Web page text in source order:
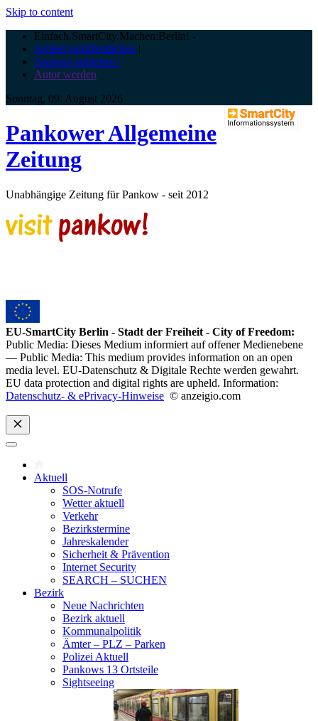
Skip to content
Einfach.SmartCity.Machen:Berlin! -
Artikel veröffentlichen |
Anzeige aufgeben |
Autor werden
Sonntag, 09. August 2026
Pankower Allgemeine
Zeitung
Unabhängige Zeitung für Pankow - seit 2012
EU-SmartCity Berlin - Stadt der Freiheit - City of Freedom:
Public Media: Dieses Medium informiert auf offener Medienebene
— Public Media: This medium provides information on an open
media level. EU-Datenschutz & Digitale Rechte werden gewahrt.
EU data protection and digital rights are upheld. Information:
Datenschutz- & ePrivacy-Hinweise © anzeigio.com
Aktuell
SOS-Notrufe
Wetter aktuell
Verkehr
Bezirkstermine
Jahreskalender
Sicherheit & Prävention
Internet Security
SEARCH – SUCHEN
Bezirk
Neue Nachrichten
Bezirk aktuell
Kommunalpolitik
Ämter – PLZ – Parken
Polizei Aktuell
Pankows 13 Ortsteile
Sightseeing